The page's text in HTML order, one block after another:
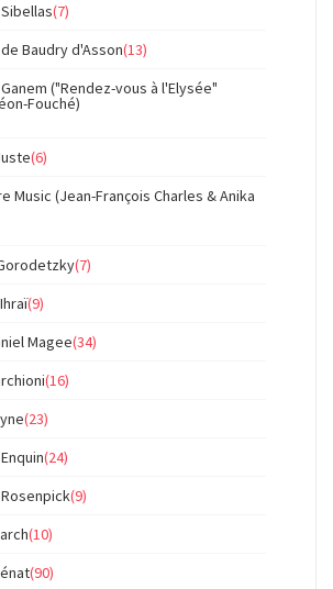
(7)
Baudry d'Asson(13)
Ganem ("Rendez-vous à l'Elysée"
Fouché)
(6)
Music (Jean-François Charles & Anika
(7)
(9)
Magee(34)
(16)
(23)
(24)
(9)
(10)
(90)